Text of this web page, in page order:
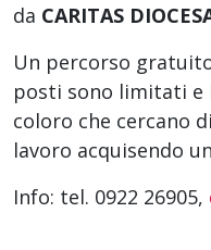
da CARITAS
Un percorso
posti sono limitati e
coloro che cercano
lavoro acquisendo
Info: tel. 0922 26905,